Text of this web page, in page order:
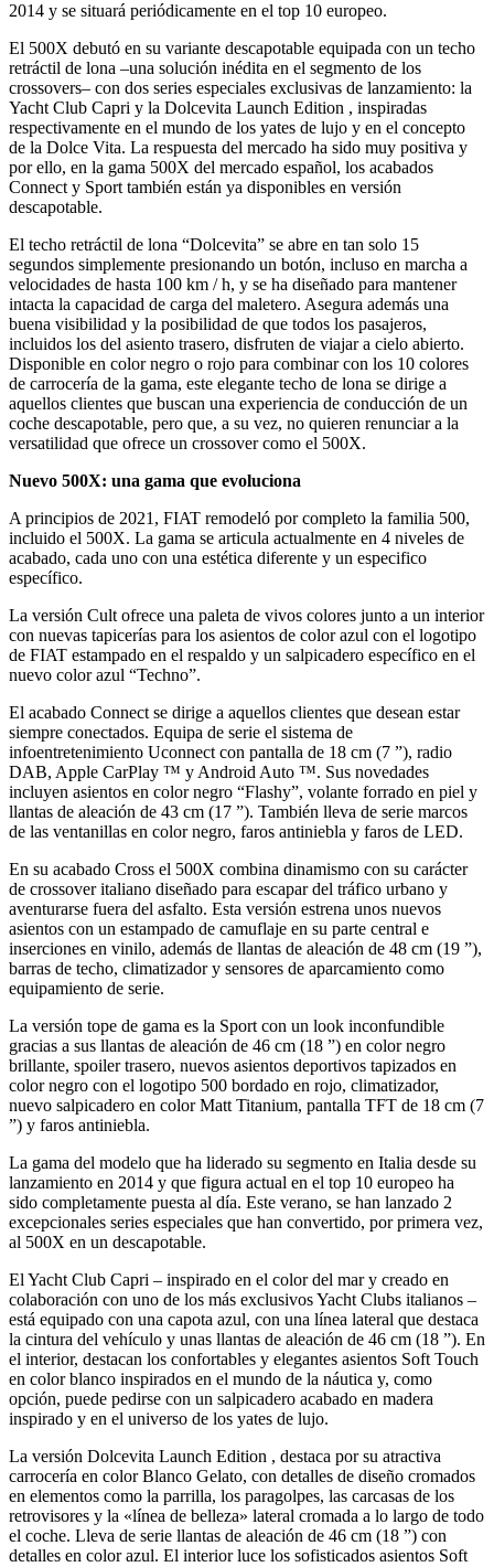
2014 y se situará periódicamente en el top 10 europeo.
El 500X debutó en su variante descapotable equipada con un techo
retráctil de lona –una solución inédita en el segmento de los
crossovers– con dos series especiales exclusivas de lanzamiento: la
Yacht Club Capri y la Dolcevita Launch Edition , inspiradas
respectivamente en el mundo de los yates de lujo y en el concepto
de la Dolce Vita. La respuesta del mercado ha sido muy positiva y
por ello, en la gama 500X del mercado español, los acabados
Connect y Sport también están ya disponibles en versión
descapotable.
El techo retráctil de lona “Dolcevita” se abre en tan solo 15
segundos simplemente presionando un botón, incluso en marcha a
velocidades de hasta 100 km / h, y se ha diseñado para mantener
intacta la capacidad de carga del maletero. Asegura además una
buena visibilidad y la posibilidad de que todos los pasajeros,
incluidos los del asiento trasero, disfruten de viajar a cielo abierto.
Disponible en color negro o rojo para combinar con los 10 colores
de carrocería de la gama, este elegante techo de lona se dirige a
aquellos clientes que buscan una experiencia de conducción de un
coche descapotable, pero que, a su vez, no quieren renunciar a la
versatilidad que ofrece un crossover como el 500X.
Nuevo 500X: una gama que evoluciona
A principios de 2021, FIAT remodeló por completo la familia 500,
incluido el 500X. La gama se articula actualmente en 4 niveles de
acabado, cada uno con una estética diferente y un especifico
específico.
La versión Cult ofrece una paleta de vivos colores junto a un interior
con nuevas tapicerías para los asientos de color azul con el logotipo
de FIAT estampado en el respaldo y un salpicadero específico en el
nuevo color azul “Techno”.
El acabado Connect se dirige a aquellos clientes que desean estar
siempre conectados. Equipa de serie el sistema de
infoentretenimiento Uconnect con pantalla de 18 cm (7 ”), radio
DAB, Apple CarPlay ™ y Android Auto ™. Sus novedades
incluyen asientos en color negro “Flashy”, volante forrado en piel y
llantas de aleación de 43 cm (17 ”). También lleva de serie marcos
de las ventanillas en color negro, faros antiniebla y faros de LED.
En su acabado Cross el 500X combina dinamismo con su carácter
de crossover italiano diseñado para escapar del tráfico urbano y
aventurarse fuera del asfalto. Esta versión estrena unos nuevos
asientos con un estampado de camuflaje en su parte central e
inserciones en vinilo, además de llantas de aleación de 48 cm (19 ”),
barras de techo, climatizador y sensores de aparcamiento como
equipamiento de serie.
La versión tope de gama es la Sport con un look inconfundible
gracias a sus llantas de aleación de 46 cm (18 ”) en color negro
brillante, spoiler trasero, nuevos asientos deportivos tapizados en
color negro con el logotipo 500 bordado en rojo, climatizador,
nuevo salpicadero en color Matt Titanium, pantalla TFT de 18 cm (7
”) y faros antiniebla.
La gama del modelo que ha liderado su segmento en Italia desde su
lanzamiento en 2014 y que figura actual en el top 10 europeo ha
sido completamente puesta al día. Este verano, se han lanzado 2
excepcionales series especiales que han convertido, por primera vez,
al 500X en un descapotable.
El Yacht Club Capri – inspirado en el color del mar y creado en
colaboración con uno de los más exclusivos Yacht Clubs italianos –
está equipado con una capota azul, con una línea lateral que destaca
la cintura del vehículo y unas llantas de aleación de 46 cm (18 ”). En
el interior, destacan los confortables y elegantes asientos Soft Touch
en color blanco inspirados en el mundo de la náutica y, como
opción, puede pedirse con un salpicadero acabado en madera
inspirado y en el universo de los yates de lujo.
La versión Dolcevita Launch Edition , destaca por su atractiva
carrocería en color Blanco Gelato, con detalles de diseño cromados
en elementos como la parrilla, los paragolpes, las carcasas de los
retrovisores y la «línea de belleza» lateral cromada a lo largo de todo
el coche. Lleva de serie llantas de aleación de 46 cm (18 ”) con
detalles en color azul. El interior luce los sofisticados asientos Soft